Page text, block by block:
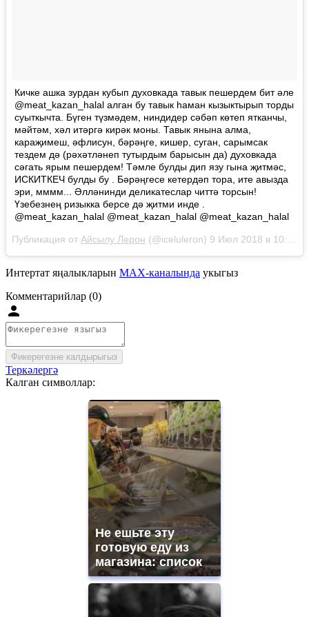
Кичке ашка зурдан кубып духовкада тавык пешердем бит әле
@meat_kazan_halal алган бу тавык һаман кызыктырып торды
суыткычта. Бүген түзмәдем, ниндидер сәбәп көтеп ятканчы,
мәйтәм, хәл итәргә кирәк моны. Тавык янына алма,
караҗимеш, әфлисун, бәрәңге, кишер, суган, сарымсак
тездем дә (рәхәтләнеп тутырдым барысын да) духовкада
сәгать ярым пешердем! Тәмле булды дип язу гына җитмәс,
ИСКИТКЕЧ булды бу . Бәрәңгесе кетердәп тора, ите авызда
эри, мммм... Әлләнинди деликатеслар читтә торсын!
Үзебезнең ризыкка берсе дә җитми инде .
@meat_kazan_halal @meat_kazan_halal @meat_kazan_halal
Публикация от Айсылу Лерон (@iceluleron) 9 Июл 2018 в 10:36 PDT
Интертат яңалыкларын MAX-каналында укыгыз
Комментарийлар (0)
Фикерегезне калдырыгыз
Теркәлергә
Калган символлар:
Не ешьте эту
готовую еду из
магазина: список